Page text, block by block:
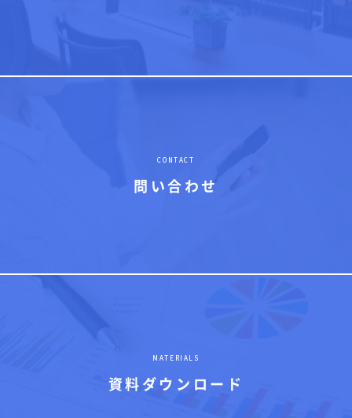
CONTACT
問い合わせ
MATERIALS
資料ダウンロード